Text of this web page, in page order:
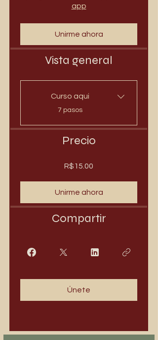
app
Unirme ahora
Vista general
Curso aqui
.
7 pasos
Precio
R$15.00
Unirme ahora
Compartir
Únete